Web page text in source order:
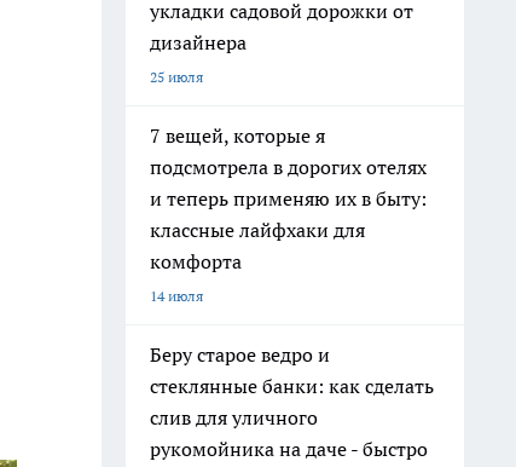
укладки садовой дорожки от
дизайнера
25 июля
7 вещей, которые я
подсмотрела в дорогих отелях
и теперь применяю их в быту:
классные лайфхаки для
комфорта
14 июля
Беру старое ведро и
стеклянные банки: как сделать
слив для уличного
рукомойника на даче - быстро